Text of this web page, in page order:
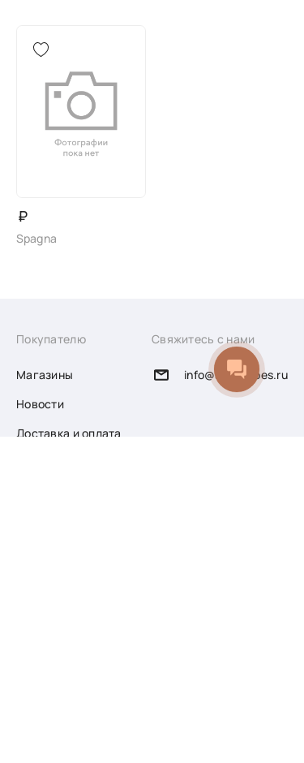
₽
Spagna
Покупателю
Магазины
Новости
Доставка и оплата
Свяжитесь с нами
info@sofiashoes.ru